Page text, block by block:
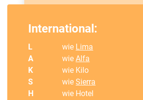
International:
L wie Lima
A
wieAlfa
K
wie Kilo
S
wieSierra
H
wie Hotel